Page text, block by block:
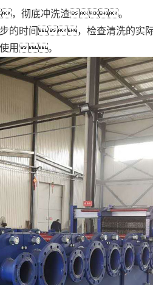
，彻底冲洗渣。
的时间，检查清洗的实
用。